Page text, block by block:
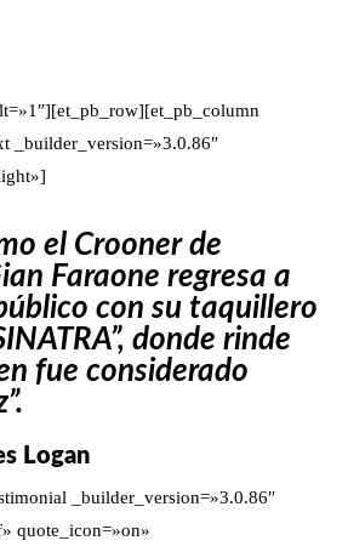
_builder_version=»3.0.86″
el Crooner de
Faraone regresa a
con su taquillero
donde rinde
fue considerado
Logan
_builder_version=»3.0.86″
quote_icon=»on»